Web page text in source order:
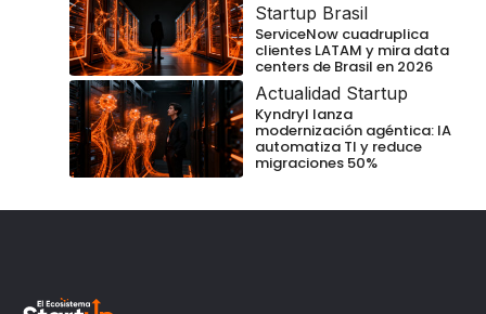
Startup Brasil
ServiceNow cuadruplica
clientes LATAM y mira data
centers de Brasil en 2026
Actualidad Startup
Kyndryl lanza
modernización agéntica: IA
automatiza TI y reduce
migraciones 50%